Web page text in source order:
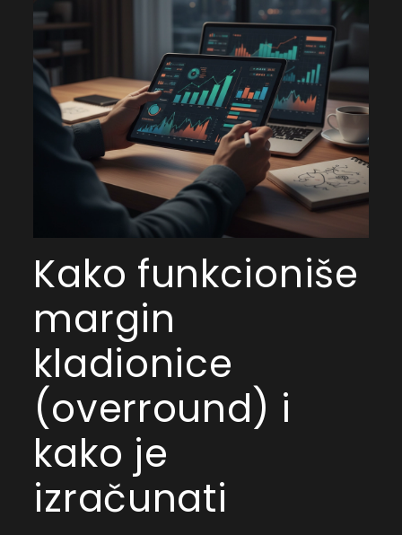
Kako funkcioniše
margin
kladionice
(overround) i
kako je
izračunati